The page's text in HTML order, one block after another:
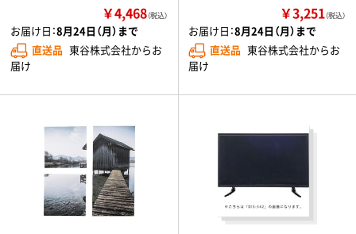
￥4,468（税込）
お届け日：8月24日（月）まで
直送品 東谷株式会社からお
届け
￥3,251（税込）
お届け日：8月24日（月）まで
直送品 東谷株式会社からお
届け